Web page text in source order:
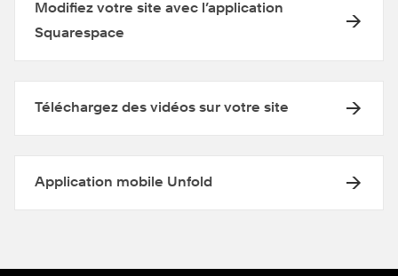
Modifiez votre site avec l’application
Squarespace
Téléchargez des vidéos sur votre site
Application mobile Unfold